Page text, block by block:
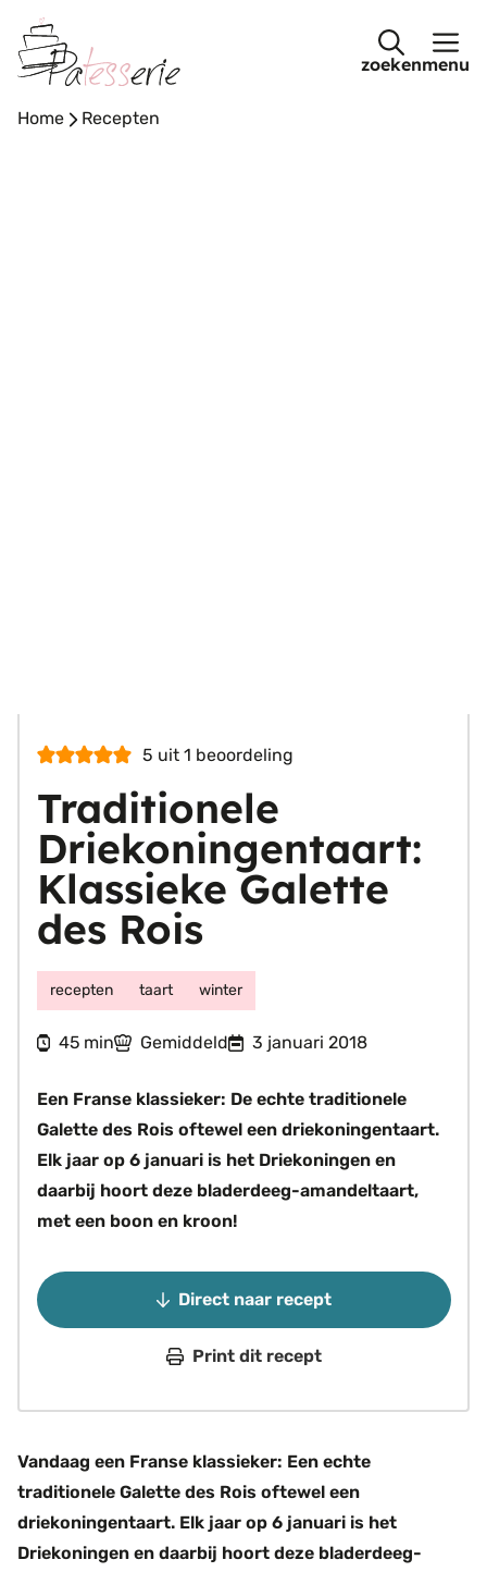
naar
de
menu
Home - Recepten
5 uit 1 beoordeling
Traditionele
Driekoningentaart:
Klassieke Galette
des Rois
recepten taart winter
45minuten
min Gemiddeld 3 januari 2018
Een Franse klassieker: De echte traditionele
Galette des Rois oftewel een driekoningentaart.
Elk jaar op 6 januari is het Driekoningen en
daarbij hoort deze bladerdeeg-amandeltaart,
met een boon en kroon!
Direct naar recept
Print dit recept
Vandaag een Franse klassieker: Een echte
traditionele Galette des Rois oftewel een
driekoningentaart. Elk jaar op 6 januari is het
Driekoningen en daarbij hoort deze bladerdeeg-